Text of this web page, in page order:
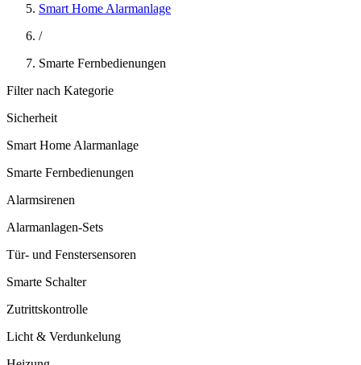
Smart Home Alarmanlage
/
Smarte Fernbedienungen
Filter nach Kategorie
Sicherheit
Smart Home Alarmanlage
Smarte Fernbedienungen
Alarmsirenen
Alarmanlagen-Sets
Tür- und Fenstersensoren
Smarte Schalter
Zutrittskontrolle
Licht & Verdunkelung